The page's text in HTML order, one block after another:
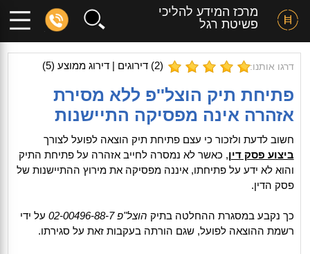
מרכז המידע להליכי
פשיטת רגל
דרגו אותנו: (
2) דירוגים | דירוג ממוצע (5
)
פתיחת תיק הוצל''פ ללא מסירת
אזהרה אינה מפסיקה התיישנות
חשוב לדעת ולזכור כי עצם פתיחת תיק הוצאה לפועל לצורך
ביצוע פסק דין, כאשר לא נמסרה לחייב אזהרה על פתיחת התיק
והוא לא ידע על פתיחתו, איננה מפסיקה את מירוץ ההתיישנות של
פסק הדין.
כך נקבע במסגרת ההחלטה בתיק הוצל"פ 02-00496-88-7
על ידי
רשמת ההוצאה לפועל, שגם הורתה בעקבות זאת על סגירתו.